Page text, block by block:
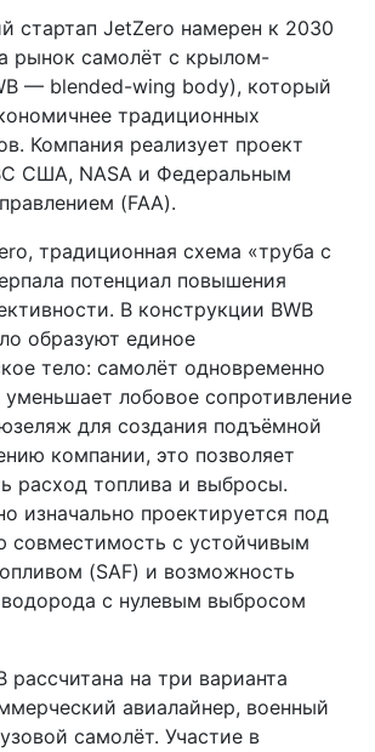
стартап JetZero намерен к 2030
рынок самолёт с крылом-
— blended-wing body), который
традиционных
Компания реализует проект
США, NASA и Федеральным
(FAA).
традиционная схема «труба с
потенциал повышения
В конструкции BWB
образуют единое
тело: самолёт одновременно
лобовое сопротивление
для создания подъёмной
компании, это позволяет
расход топлива и выбросы.
изначально проектируется под
совместимость с устойчивым
(SAF) и возможность
водорода с нулевым выбросом
рассчитана на три варианта
авиалайнер, военный
самолёт. Участие в